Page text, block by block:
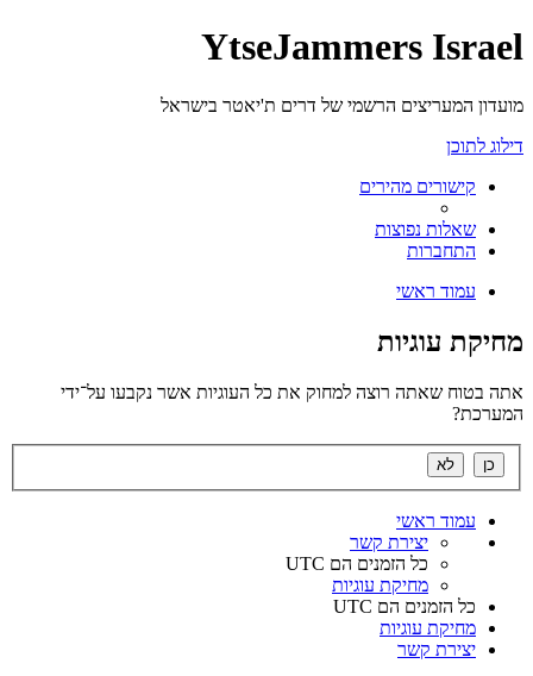
YtseJammers Israel
מועדון המעריצים הרשמי של דרים ת'יאטר בישראל
דילוג לתוכן
קישורים מהירים
שאלות נפוצות
התחברות
עמוד ראשי
מחיקת עוגיות
אתה בטוח שאתה רוצה למחוק את כל העוגיות אשר נקבעו על־ידי
המערכת?
עמוד ראשי
יצירת קשר
כל הזמנים הם UTC
מחיקת עוגיות
כל הזמנים הם UTC
מחיקת עוגיות
יצירת קשר